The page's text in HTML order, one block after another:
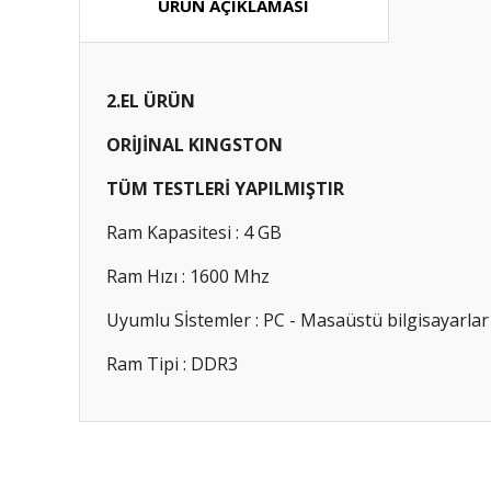
ÜRÜN AÇIKLAMASI
2.EL ÜRÜN
ORİJİNAL KINGSTON
TÜM TESTLERİ YAPILMIŞTIR
Ram Kapasitesi : 4 GB
Ram Hızı : 1600 Mhz
Uyumlu Sİstemler : PC - Masaüstü bilgisayarlar
Ram Tipi : DDR3